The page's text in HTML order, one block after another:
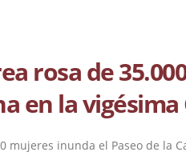
rosa de
en la
mujeres inunda el Paseo de la